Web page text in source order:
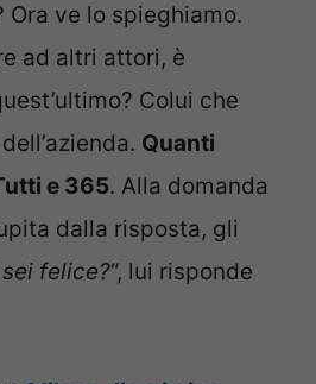
Ora ve lo spieghiamo.
ad altri attori, è
Colui che
Quanti
e 365. Alla domanda
dalla risposta, gli
sei felice?“, lui risponde